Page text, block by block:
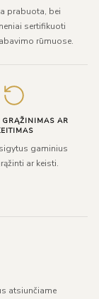
prabuota, bei
sertifikuoti
rūmuose.
AR
gaminius
ar keisti.
atsiunčiame